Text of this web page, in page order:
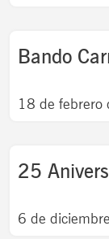
Bando
18 de febrero
25
6 de